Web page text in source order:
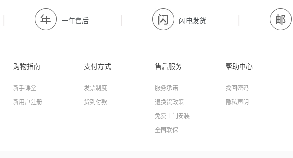
| 一年售后 | 闪电发货 |
购物指南
新手课堂
新用户注册
支付方式
发票制度
货到付款
售后服务
服务承诺
退换货政策
免费上门安装
全国联保
帮助中心
找回密码
隐私声明